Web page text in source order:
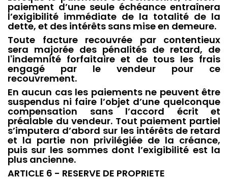
paiement d’une seule échéance entraînera
l’exigibilité immédiate de la totalité de la
dette, et des intérêts sans mise en demeure.
Toute facture recouvrée par contentieux
sera majorée des pénalités de retard, de
l'indemnité forfaitaire et de tous les frais
engagé par le vendeur pour ce
recouvrement.
En aucun cas les paiements ne peuvent être
suspendus ni faire l’objet d’une quelconque
compensation sans l’accord écrit et
préalable du vendeur. Tout paiement partiel
s’imputera d’abord sur les intérêts de retard
et la partie non privilégiée de la créance,
puis sur les sommes dont l’exigibilité est la
plus ancienne.
ARTICLE 6 - RESERVE DE PROPRIETE